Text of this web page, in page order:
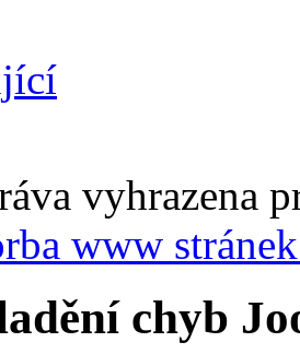
vyhrazena
www
chyb